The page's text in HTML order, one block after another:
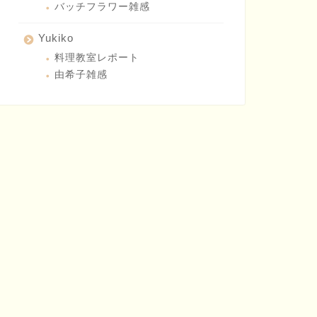
バッチフラワー雑感
Yukiko
料理教室レポート
由希子雑感